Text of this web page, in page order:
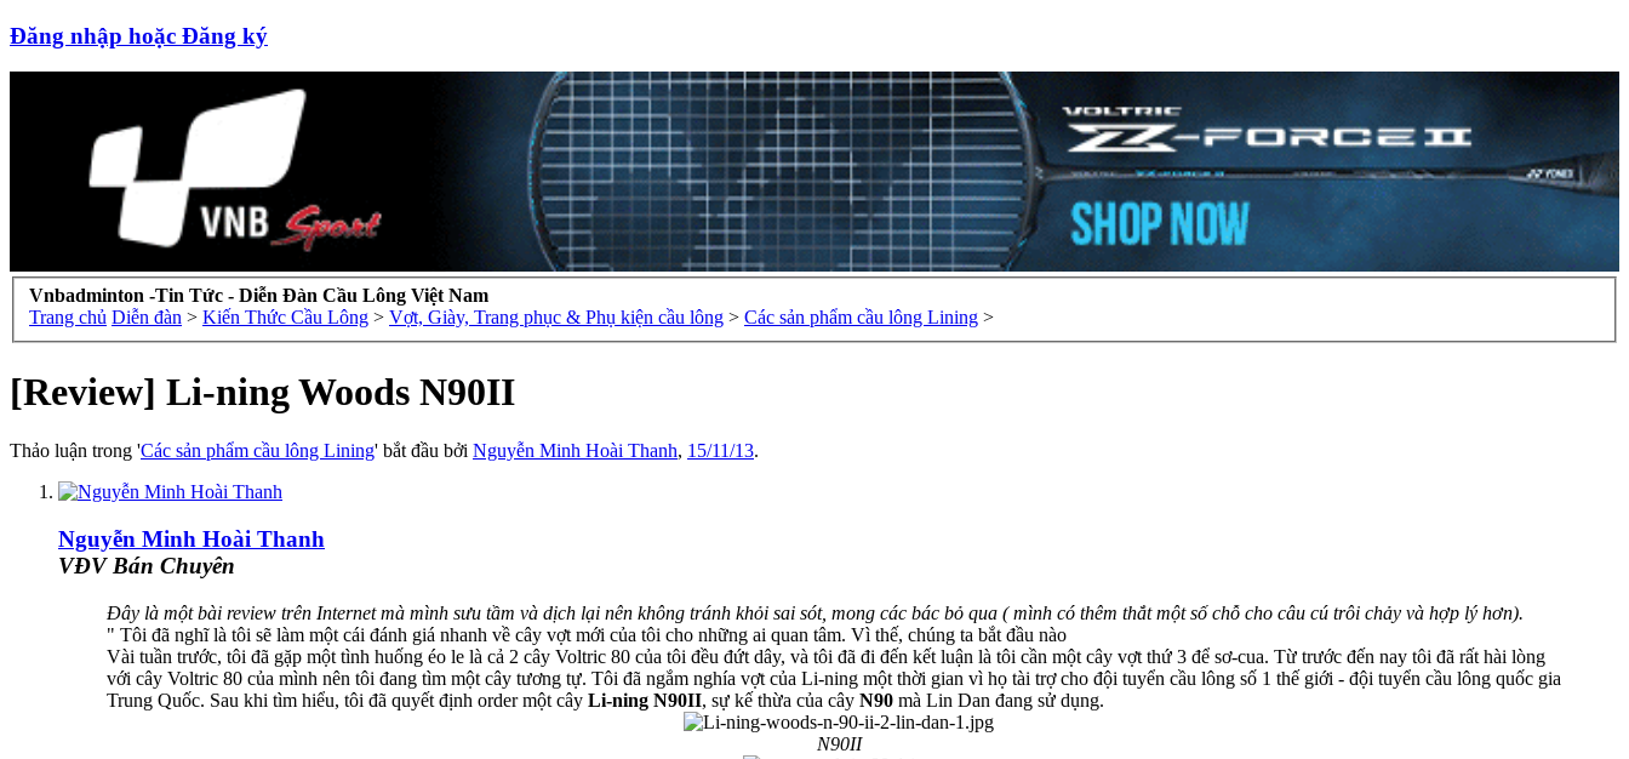
Đăng nhập hoặc Đăng ký
Vnbadminton -Tin Tức - Diễn Đàn Cầu Lông Việt Nam
Trang chủ Diễn đàn > Kiến Thức Cầu Lông > Vợt, Giày, Trang phục & Phụ kiện cầu lông > Các sản phẩm cầu lông Lining >
[Review] Li-ning Woods N90II
Thảo luận trong 'Các sản phẩm cầu lông Lining' bắt đầu bởi Nguyễn Minh Hoài Thanh, 15/11/13.
Nguyễn Minh Hoài Thanh
VĐV Bán Chuyên
Đây là một bài review trên Internet mà mình sưu tầm và dịch lại nên không tránh khỏi sai sót, mong các bác bỏ qua ( mình có thêm thắt một số chỗ cho câu cú trôi chảy và hợp lý hơn).
" Tôi đã nghĩ là tôi sẽ làm một cái đánh giá nhanh về cây vợt mới của tôi cho những ai quan tâm. Vì thế, chúng ta bắt đầu nào
Vài tuần trước, tôi đã gặp một tình huống éo le là cả 2 cây Voltric 80 của tôi đều đứt dây, và tôi đã đi đến kết luận là tôi cần một cây vợt thứ 3 để sơ-cua. Từ trước đến nay tôi đã rất hài lòng
với cây Voltric 80 của mình nên tôi đang tìm một cây tương tự. Tôi đã ngắm nghía vợt của Li-ning một thời gian vì họ tài trợ cho đội tuyển cầu lông số 1 thế giới - đội tuyển cầu lông quốc gia
Trung Quốc. Sau khi tìm hiểu, tôi đã quyết định order một cây Li-ning N90II, sự kế thừa của cây N90 mà Lin Dan đang sử dụng.
N90II